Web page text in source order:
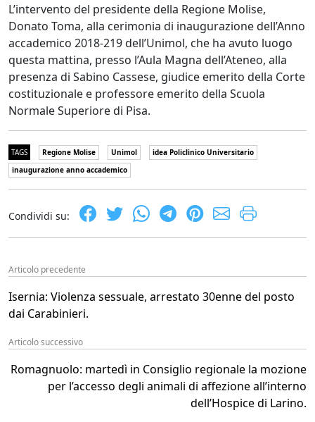
L’intervento del presidente della Regione Molise,
Donato Toma, alla cerimonia di inaugurazione dell’Anno
accademico 2018-219 dell’Unimol, che ha avuto luogo
questa mattina, presso l’Aula Magna dell’Ateneo, alla
presenza di Sabino Cassese, giudice emerito della Corte
costituzionale e professore emerito della Scuola
Normale Superiore di Pisa.
TAGS Regione Molise Unimol
idea Policlinico Universitario
inaugurazione anno accademico
Condividi su:
Articolo precedente
Isernia: Violenza sessuale, arrestato 30enne del posto
dai Carabinieri.
Articolo successivo
Romagnuolo: martedì in Consiglio regionale la mozione
per l’accesso degli animali di affezione all’interno
dell’Hospice di Larino.